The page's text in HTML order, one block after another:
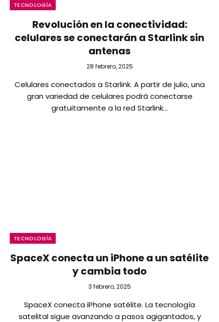
TECNOLOGÍA
Revolución en la conectividad:
celulares se conectarán a Starlink sin
antenas
28 febrero, 2025
Celulares conectados a Starlink. A partir de julio, una
gran variedad de celulares podrá conectarse
gratuitamente a la red Starlink…
TECNOLOGÍA
SpaceX conecta un iPhone a un satélite
y cambia todo
3 febrero, 2025
SpaceX conecta iPhone satélite. La tecnología
satelital sigue avanzando a pasos agigantados, y